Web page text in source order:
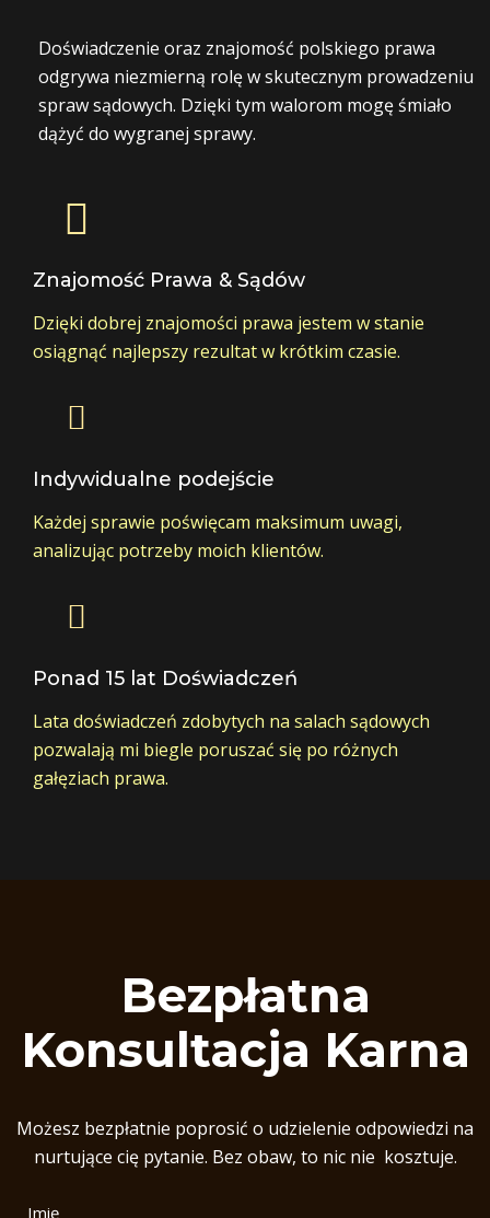
Doświadczenie oraz znajomość polskiego prawa
odgrywa niezmierną rolę w skutecznym prowadzeniu
spraw sądowych. Dzięki tym walorom mogę śmiało
dążyć do wygranej sprawy.
Znajomość Prawa & Sądów
Dzięki dobrej znajomości prawa jestem w stanie
osiągnąć najlepszy rezultat w krótkim czasie.
Indywidualne podejście
Każdej sprawie poświęcam maksimum uwagi,
analizując potrzeby moich klientów.
Ponad 15 lat Doświadczeń
Lata doświadczeń zdobytych na salach sądowych
pozwalają mi biegle poruszać się po różnych
gałęziach prawa.
Bezpłatna
Konsultacja Karna
Możesz bezpłatnie poprosić o udzielenie odpowiedzi na
nurtujące cię pytanie. Bez obaw, to nic nie kosztuje.